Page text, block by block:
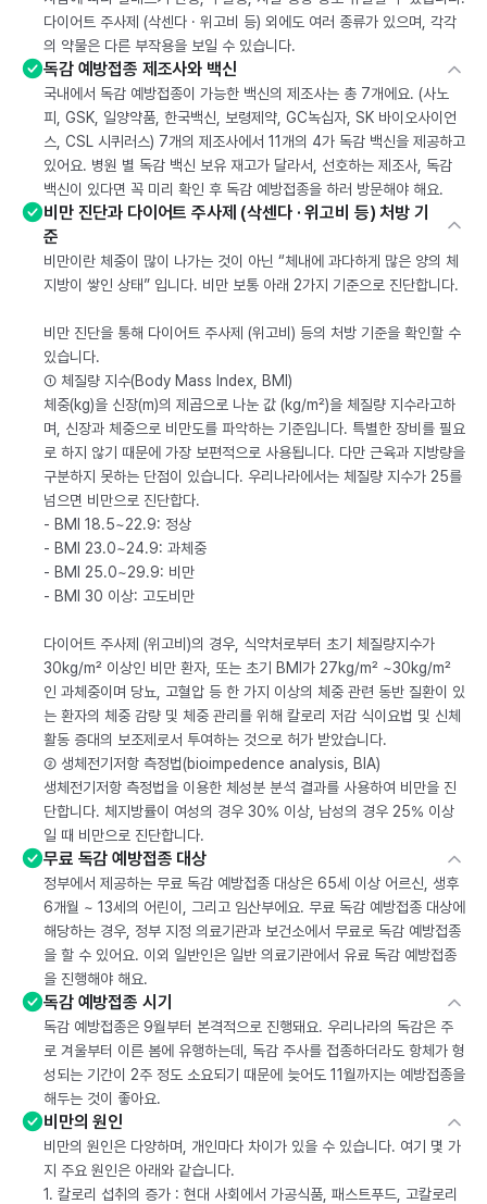
다이어트 주사제 (삭센다 · 위고비 등) 외에도 여러 종류가 있으며, 각각
의 약물은 다른 부작용을 보일 수 있습니다.
독감 예방접종 제조사와 백신
국내에서 독감 예방접종이 가능한 백신의 제조사는 총 7개에요. (사노
피, GSK, 일양약품, 한국백신, 보령제약, GC녹십자, SK 바이오사이언
스, CSL 시퀴러스) 7개의 제조사에서 11개의 4가 독감 백신을 제공하고
있어요. 병원 별 독감 백신 보유 재고가 달라서, 선호하는 제조사, 독감
백신이 있다면 꼭 미리 확인 후 독감 예방접종을 하러 방문해야 해요.
비만 진단과 다이어트 주사제 (삭센다 · 위고비 등) 처방 기
준
비만이란 체중이 많이 나가는 것이 아닌 “체내에 과다하게 많은 양의 체
지방이 쌓인 상태” 입니다. 비만 보통 아래 2가지 기준으로 진단합니다.
비만 진단을 통해 다이어트 주사제 (위고비) 등의 처방 기준을 확인할 수
있습니다.
① 체질량 지수(Body Mass Index, BMI)
체중(kg)을 신장(m)의 제곱으로 나눈 값 (kg/m²)을 체질량 지수라고하
며, 신장과 체중으로 비만도를 파악하는 기준입니다. 특별한 장비를 필요
로 하지 않기 때문에 가장 보편적으로 사용됩니다. 다만 근육과 지방량을
구분하지 못하는 단점이 있습니다. 우리나라에서는 체질량 지수가 25를
넘으면 비만으로 진단합다.
- BMI 18.5~22.9: 정상
- BMI 23.0~24.9: 과체중
- BMI 25.0~29.9: 비만
- BMI 30 이상: 고도비만
다이어트 주사제 (위고비)의 경우, 식약처로부터 초기 체질량지수가
30kg/m² 이상인 비만 환자, 또는 초기 BMI가 27kg/m² ~30kg/m²
인 과체중이며 당뇨, 고혈압 등 한 가지 이상의 체중 관련 동반 질환이 있
는 환자의 체중 감량 및 체중 관리를 위해 칼로리 저감 식이요법 및 신체
활동 증대의 보조제로서 투여하는 것으로 허가 받았습니다.
② 생체전기저항 측정법(bioimpedence analysis, BIA)
생체전기저항 측정법을 이용한 체성분 분석 결과를 사용하여 비만을 진
단합니다. 체지방률이 여성의 경우 30% 이상, 남성의 경우 25% 이상
일 때 비만으로 진단합니다.
무료 독감 예방접종 대상
정부에서 제공하는 무료 독감 예방접종 대상은 65세 이상 어르신, 생후
6개월 ~ 13세의 어린이, 그리고 임산부에요. 무료 독감 예방접종 대상에
해당하는 경우, 정부 지정 의료기관과 보건소에서 무료로 독감 예방접종
을 할 수 있어요. 이외 일반인은 일반 의료기관에서 유료 독감 예방접종
을 진행해야 해요.
독감 예방접종 시기
독감 예방접종은 9월부터 본격적으로 진행돼요. 우리나라의 독감은 주
로 겨울부터 이른 봄에 유행하는데, 독감 주사를 접종하더라도 항체가 형
성되는 기간이 2주 정도 소요되기 때문에 늦어도 11월까지는 예방접종을
해두는 것이 좋아요.
비만의 원인
비만의 원인은 다양하며, 개인마다 차이가 있을 수 있습니다. 여기 몇 가
지 주요 원인은 아래와 같습니다.
1. 칼로리 섭취의 증가 : 현대 사회에서 가공식품, 패스트푸드, 고칼로리